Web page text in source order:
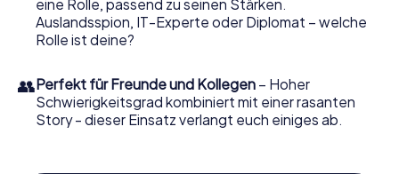
ganz persönlichen Bildergalerie. Das myCityHunt Escape
Game macht Schwarzenberg/Erzgeb. zu Ihrem ganz
persönlichen Erlebnisspielplatz. Holen Sie sich Ihre
verwandeln Sie Schwarzenberg/Erzgeb. in einen Outdoor
Escape Room!
eine Rolle, passend zu seinen Stärken.
Auslandsspion, IT-Experte oder Diplomat – welche
Rolle ist deine?
👥Perfekt für Freunde und Kollegen – Hoher
Schwierigkeitsgrad kombiniert mit einer rasanten
Story - dieser Einsatz verlangt euch einiges ab.